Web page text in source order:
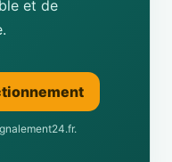
et de